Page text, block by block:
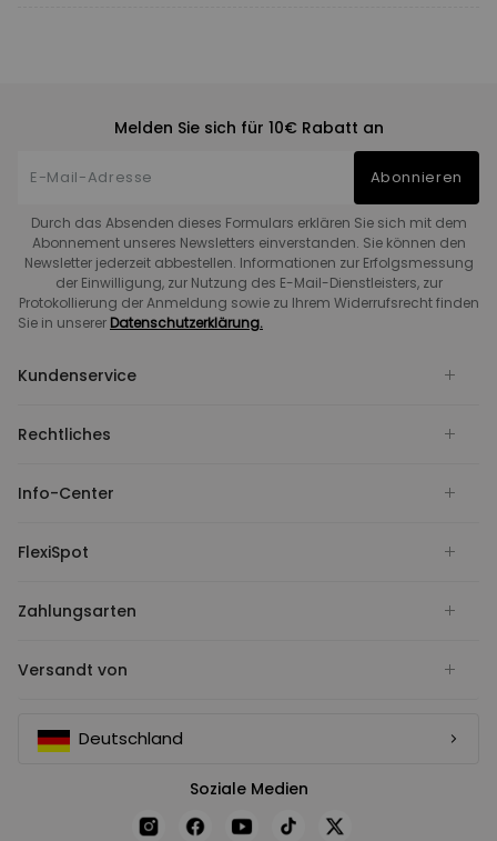
Melden Sie sich für 10€ Rabatt an
Abonnieren
Durch das Absenden dieses Formulars erklären Sie sich mit dem
Abonnement unseres Newsletters einverstanden. Sie können den
Newsletter jederzeit abbestellen. Informationen zur Erfolgsmessung
der Einwilligung, zur Nutzung des E-Mail-Dienstleisters, zur
Protokollierung der Anmeldung sowie zu Ihrem Widerrufsrecht finden
Sie in unserer Datenschutzerklärung.
Kundenservice
Rechtliches
Info-Center
FlexiSpot
Zahlungsarten
Versandt von
Deutschland
Soziale Medien